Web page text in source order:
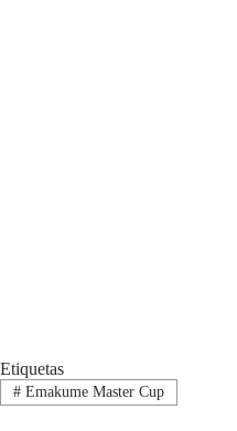
Etiquetas
#Emakume Master Cup